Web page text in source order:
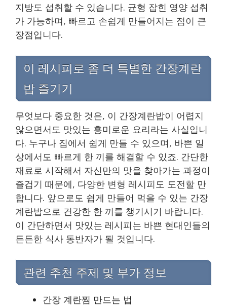
지방도 섭취할 수 있습니다. 균형 잡힌 영양 섭취
가 가능하며, 빠르고 손쉽게 만들어지는 점이 큰
장점입니다.
이 레시피로 좀 더 특별한 간장계란
밥 즐기기
무엇보다 중요한 것은, 이 간장계란밥이 어렵지
않으면서도 맛있는 흥미로운 요리라는 사실입니
다. 누구나 집에서 쉽게 만들 수 있으며, 바쁜 일
상에서도 빠르게 한 끼를 해결할 수 있죠. 간단한
재료로 시작해서 자신만의 맛을 찾아가는 과정이
즐겁기 때문에, 다양한 변형 레시피도 도전할 만
합니다. 앞으로도 쉽게 만들어 먹을 수 있는 간장
계란밥으로 건강한 한 끼를 챙기시기 바랍니다.
이 간단하면서 맛있는 레시피는 바쁜 현대인들의
든든한 식사 동반자가 될 것입니다.
관련 추천 주제 및 부가 정보
간장 계란찜 만드는 법